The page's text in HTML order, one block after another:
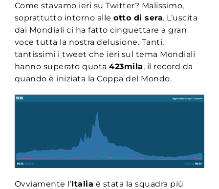
Come stavamo ieri su Twitter? Malissimo,
soprattutto intorno alleotto di sera. L’uscita
dai Mondiali ci ha fatto cinguettare a gran
voce tutta la nostra delusione. Tanti,
tantissimi i tweet che ieri sul tema Mondiali
hanno superato quota423mila, il record da
quando è iniziata la Coppa del Mondo.
Ovviamente l’Italia è stata la squadra più